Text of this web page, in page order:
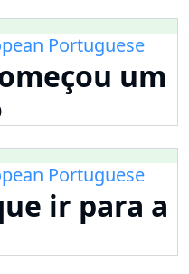
Portuguese
um
Portuguese
ir para a